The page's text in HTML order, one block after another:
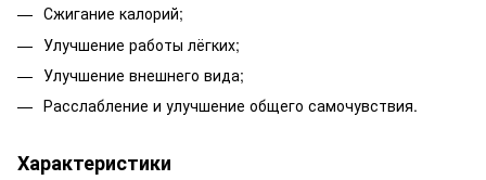
Сжигание калорий;
Улучшение работы лёгких;
Улучшение внешнего вида;
Расслабление и улучшение общего самочувствия.
Характеристики